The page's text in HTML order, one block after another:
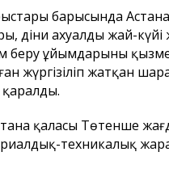
барысында
діни ахуалдың жай-
беру ұйымдарының
жүргізіліп жатқан
қаралды.
қаласы Төтенше
техникалық